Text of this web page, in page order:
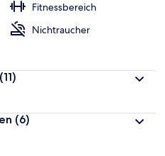
Fitnessbereich
Nichtraucher
(11)
(6)